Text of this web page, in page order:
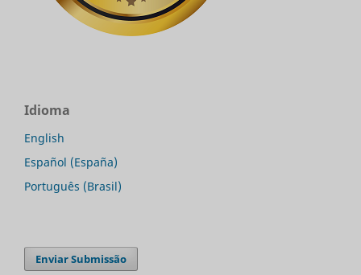
Idioma
English
Español (España)
Português (Brasil)
Enviar Submissão